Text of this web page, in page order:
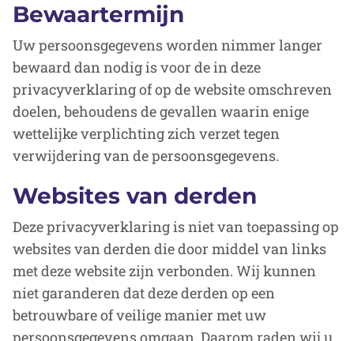
Bewaartermijn
Uw persoonsgegevens worden nimmer langer
bewaard dan nodig is voor de in deze
privacyverklaring of op de website omschreven
doelen, behoudens de gevallen waarin enige
wettelijke verplichting zich verzet tegen
verwijdering van de persoonsgegevens.
Websites van derden
Deze privacyverklaring is niet van toepassing op
websites van derden die door middel van links
met deze website zijn verbonden. Wij kunnen
niet garanderen dat deze derden op een
betrouwbare of veilige manier met uw
persoonsgegevens omgaan. Daarom raden wij u